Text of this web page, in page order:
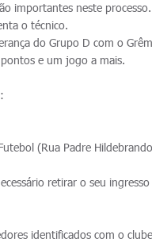
importantes neste
o técnico.
do Grupo D com o
e um jogo a mais.
(Rua Padre
retirar o seu
identificados com o clube